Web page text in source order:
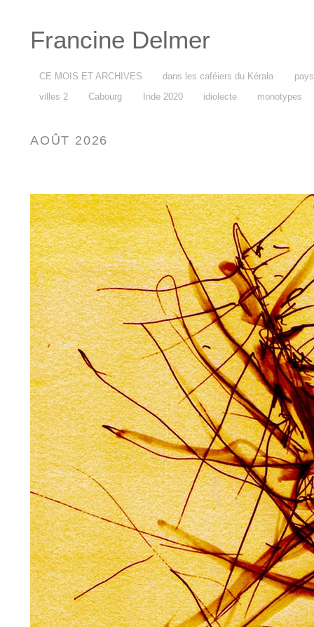
Francine Delmer
CE MOIS ET ARCHIVES dans les caféiers du Kérala
villes 2
Cabourg Inde 2020 idiolecte monotypes
AOÛT 2026